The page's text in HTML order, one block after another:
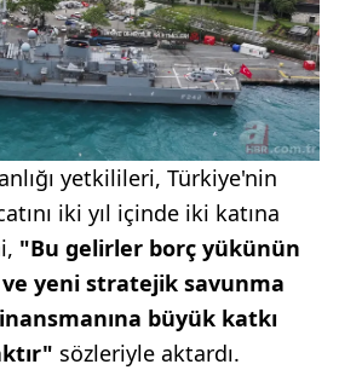
yetkilileri, Türkiye'nin
iki yıl içinde iki katına
"Bu gelirler borç yükünün
ve yeni stratejik savunma
büyük katkı
sözleriyle aktardı.